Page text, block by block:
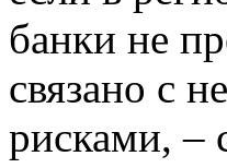
банки не
связано с
рисками, –